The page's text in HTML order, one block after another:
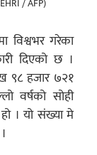
/ AFP)
विश्वभर गरेका
दिएको छ ।
९८ हजार ७२१
वर्षको सोही
। यो संख्या मे